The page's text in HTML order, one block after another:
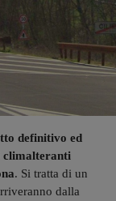
definitivo ed
climalteranti
. Si tratta di un
dalla